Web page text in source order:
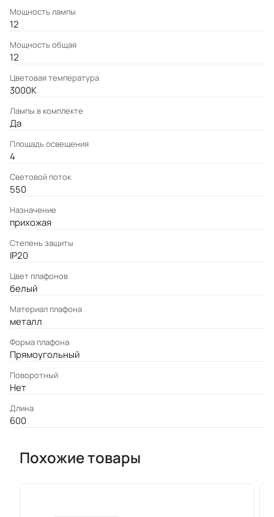
Мощность лампы
12
Мощность общая
12
Цветовая температура
3000K
Лампы в комплекте
Да
Площадь освещения
4
Световой поток
550
Назначение
прихожая
Степень защиты
IP20
Цвет плафонов
белый
Материал плафона
металл
Форма плафона
Прямоугольный
Поворотный
Нет
Длина
600
Похожие товары